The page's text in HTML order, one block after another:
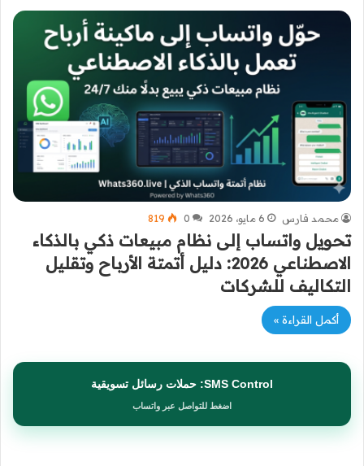
محمد فارس 6 مايو، 2026 0
819
تحويل واتساب إلى نظام مبيعات ذكي بالذكاء
الاصطناعي 2026: دليل أتمتة الأرباح وتقليل
التكاليف للشركات
أكمل القراءة »
SMS Control: حملات رسائل تسويقية
اضغط للتواصل عبر واتساب